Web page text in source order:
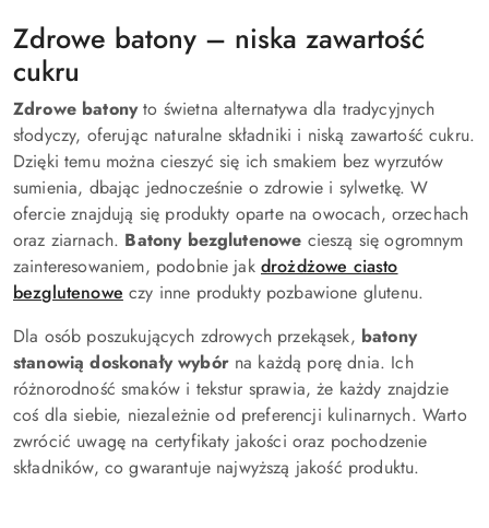
Zdrowe batony – niska zawartość
cukru
Zdrowe batonyto świetna alternatywa dla tradycyjnych
słodyczy, oferując naturalne składniki i niską zawartość cukru.
Dzięki temu można cieszyć się ich smakiem bez wyrzutów
sumienia, dbając jednocześnie o zdrowie i sylwetkę. W
ofercie znajdują się produkty oparte na owocach, orzechach
oraz ziarnach. Batony bezglutenowe cieszą się ogromnym
zainteresowaniem, podobnie jak drożdżowe ciasto
bezglutenowe czy inne produkty pozbawione glutenu.
Dla osób poszukujących zdrowych przekąsek, batony
stanowią doskonały wybór na każdą porę dnia. Ich
różnorodność smaków i tekstur sprawia, że każdy znajdzie
coś dla siebie, niezależnie od preferencji kulinarnych. Warto
zwrócić uwagę na certyfikaty jakości oraz pochodzenie
składników, co gwarantuje najwyższą jakość produktu.